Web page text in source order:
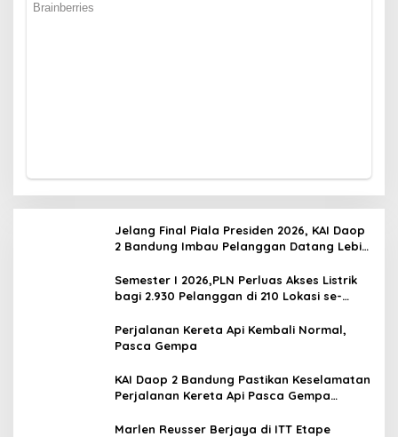
Jelang Final Piala Presiden 2026, KAI Daop
2 Bandung Imbau Pelanggan Datang Lebih
Semester I 2026,PLN Perluas Akses Listrik
bagi 2.930 Pelanggan di 210 Lokasi se-
Perjalanan Kereta Api Kembali Normal,
Pasca Gempa
KAI Daop 2 Bandung Pastikan Keselamatan
Perjalanan Kereta Api Pasca Gempa
Berlangsung
Marlen Reusser Berjaya di ITT Etape